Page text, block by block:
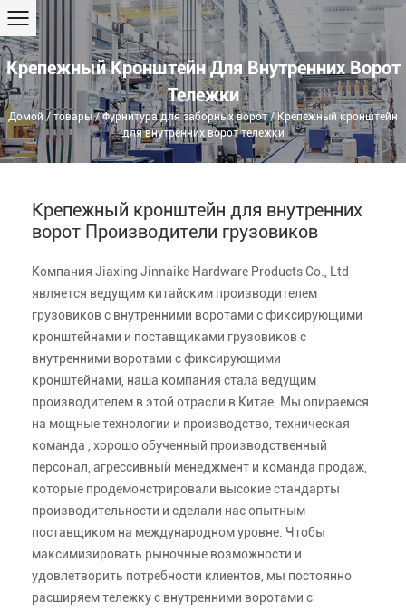
Крепежный Кронштейн Для Внутренних Ворот
Тележки
Домой / товары/Фурнитура для заборных ворот/ Крепежный кронштейн
для внутренних ворот тележки
Крепежный кронштейн для внутренних
ворот Производители грузовиков
Компания Jiaxing Jinnaike Hardware Products Co., Ltd
является ведущим китайским производителем
грузовиков с внутренними воротами с фиксирующими
кронштейнами и поставщиками грузовиков с
внутренними воротами с фиксирующими
кронштейнами, наша компания стала ведущим
производителем в этой отрасли в Китае. Мы опираемся
на мощные технологии и производство, техническая
команда , хорошо обученный производственный
персонал, агрессивный менеджмент и команда продаж,
которые продемонстрировали высокие стандарты
производительности и сделали нас опытным
поставщиком на международном уровне. Чтобы
максимизировать рыночные возможности и
удовлетворить потребности клиентов, мы постоянно
расширяем тележку с внутренними воротами с